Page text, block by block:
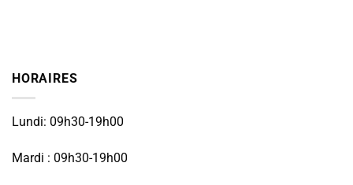
HORAIRES
Lundi: 09h30-19h00
Mardi : 09h30-19h00